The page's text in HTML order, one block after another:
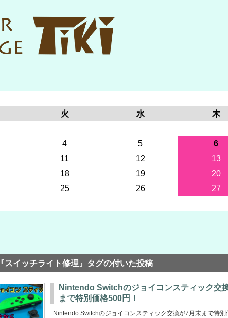
火 水 木
4 5 6
11 12 13
18 19 20
25 26 27
『スイッチライト修理』タグの付いた投稿
Nintendo Switchのジョイコンスティック交
まで特別価格500円！
Nintendo Switchのジョイコンスティック交換が7月末まで特別